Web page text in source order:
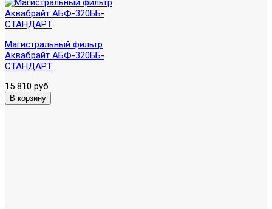
Магистральный фильтр
Аквабрайт АБФ-320ББ-
СТАНДАРТ
15 810 руб